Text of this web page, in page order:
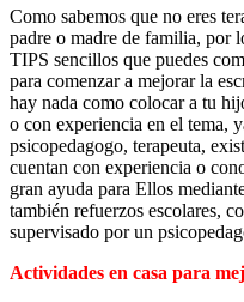
Como sabemos que no eres
padre o madre de familia, por
TIPS sencillos que puedes
para comenzar a mejorar la
hay nada como colocar a tu
o con experiencia en el tema,
psicopedagogo, terapeuta,
cuentan con experiencia o
gran ayuda para Ellos
también refuerzos escolares,
supervisado por un
Actividades en casa para